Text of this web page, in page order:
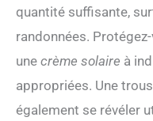
quantité suffisante,
randonnées.
une crème solaire à
appropriées. Une
également se révéler